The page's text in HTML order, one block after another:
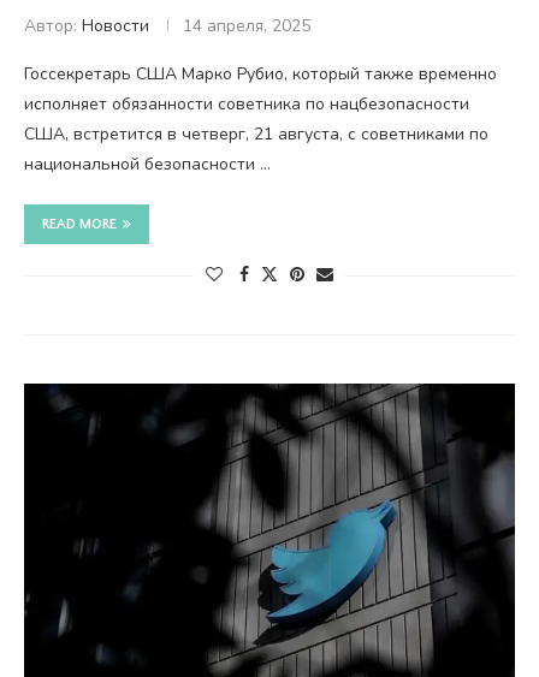
Автор: Новости 14 апреля, 2025
Госсекретарь США Марко Рубио, который также временно
исполняет обязанности советника по нацбезопасности
США, встретится в четверг, 21 августа, с советниками по
национальной безопасности …
READ MORE